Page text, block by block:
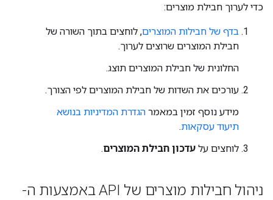
כדי לערוך חבילת מוצרים:
בדף של חבילות המוצרים, לוחצים בתוך השורה של
חבילת המוצרים שרוצים לערוך.
החלונית של חבילת המוצרים תוצג.
עורכים את השדות של חבילת המוצרים לפי הצורך.
מידע נוסף זמין במאמר הגדרת המדיניות בנושא
תיעוד עסקאות.
לוחצים על עדכון חבילת המוצרים.
ניהול חבילות מוצרים של API באמצעות ה-